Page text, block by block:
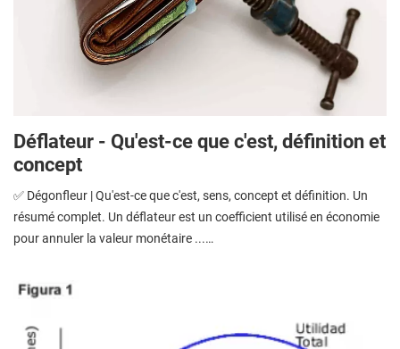
Déflateur - Qu'est-ce que c'est, définition et
concept
✅ Dégonfleur | Qu'est-ce que c'est, sens, concept et définition. Un
résumé complet. Un déflateur est un coefficient utilisé en économie
pour annuler la valeur monétaire ...…